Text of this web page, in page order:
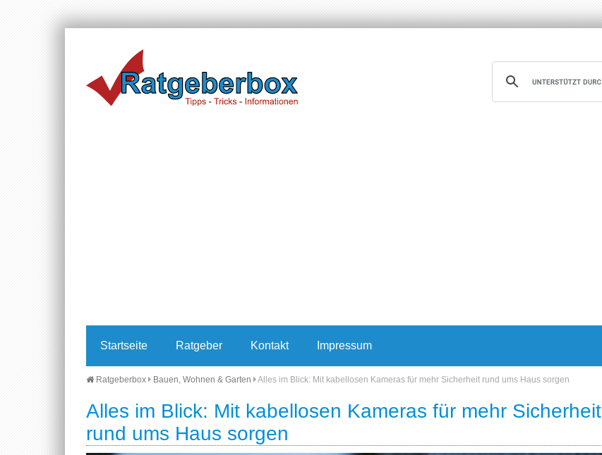
Startseite Ratgeber Kontakt Impressum
Ratgeberbox Bauen, Wohnen & Garten Alles im Blick: Mit kabellosen Kameras für mehr Sicherheit rund ums Haus sorgen
Alles im Blick: Mit kabellosen Kameras für mehr Sicherheit
rund ums Haus sorgen